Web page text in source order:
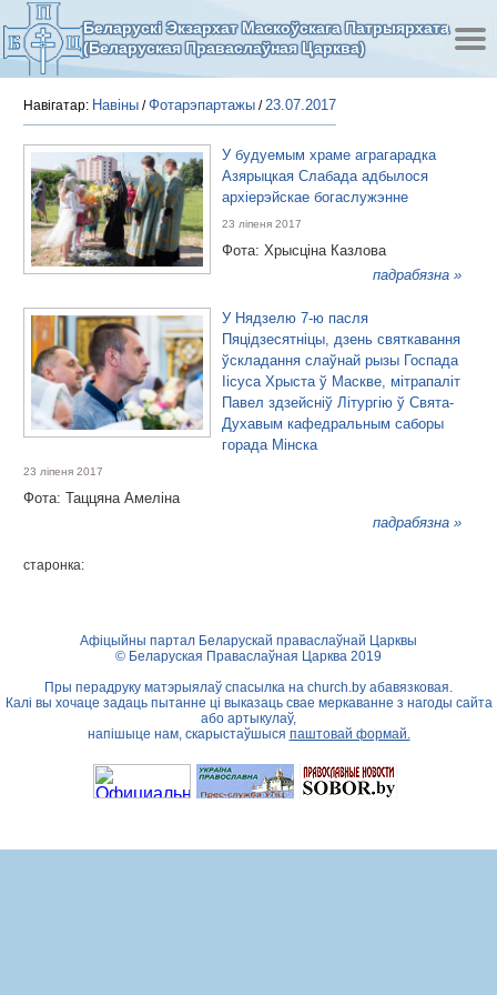
Беларускі Экзархат Маскоўскага Патрыярхата
(Беларуская Праваслаўная Царква)
Навігатар: Навіны /Фотарэпартажы /23.07.2017
У будуемым храме аграгарадка
Азярыцкая Слабада адбылося
архіерэйскае богаслужэнне
23 ліпеня 2017
Фота: Хрысціна Казлова
падрабязна »
У Нядзелю 7-ю пасля
Пяцідзесятніцы, дзень святкавання
ўскладання слаўнай рызы Госпада
Іісуса Хрыста ў Маскве, мітрапаліт
Павел здзейсніў Літургію ў Свята-
Духавым кафедральным саборы
горада Мінска
23 ліпеня 2017
Фота: Таццяна Амеліна
падрабязна »
старонка:
Афіцыйны партал Беларускай праваслаўнай Царквы
© Беларуская Праваслаўная Царква 2019
Пры перадруку матэрыялаў спасылка на church.by абавязковая.
Калі вы хочаце задаць пытанне ці выказаць свае меркаванне з нагоды сайта
або артыкулаў,
напішыце нам, скарыстаўшыся паштовай формай.